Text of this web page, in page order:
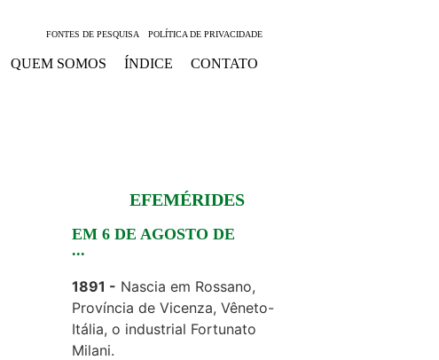
FONTES DE PESQUISA POLÍTICA DE PRIVACIDADE
QUEM SOMOS ÍNDICE CONTATO
EFEMÉRIDES
EM 6 DE AGOSTO DE
...
1891
Nascia em Rossano,
Província de Vicenza, Vêneto-
Itália, o industrial Fortunato
Milani.